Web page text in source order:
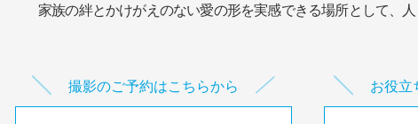
家族の絆とかけがえのない愛の形を実感できる場所として、
撮影のご予約はこちらから お役立